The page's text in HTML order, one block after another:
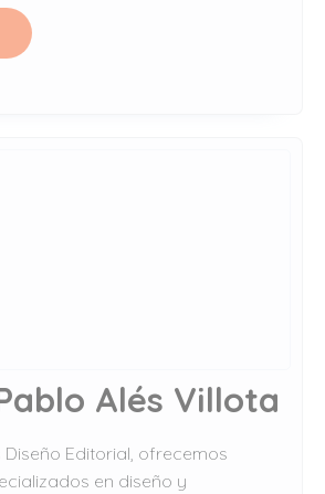
Alés Villota
Diseño Editorial, ofrecemos
en diseño y